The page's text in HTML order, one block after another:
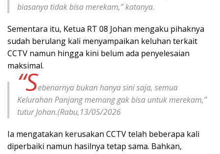
biasanya tidak bisa merekam,” katanya.
Sementara itu, Ketua RT 08 Johan mengaku pihaknya
sudah berulang kali menyampaikan keluhan terkait
CCTV namun hingga kini belum ada penyelesaian
maksimal.
“Sebenarnya bukan hanya sini saja, semua
Kelurahan Panjang memang gak bisa untuk merekam,”
tutur Johan.(Rabu,13/05/2026
Ia mengatakan kerusakan CCTV telah beberapa kali
diperbaiki namun hasilnya tetap sama. Bahkan,